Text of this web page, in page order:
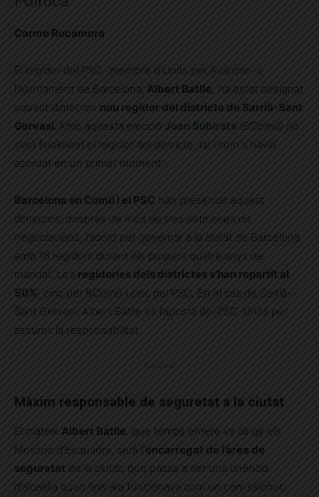
Carme Rocamora
El regidor del PSC -membre d’Units per Avançar- a
l’Ajuntament de Barcelona, Albert Batlle, ha estat designat
aquest dimecres nou regidor del districte de Sarrià-Sant
Gervasi. Amb aquesta elecció Joan Subirats (BComú) no
serà finalment el regidor del districte, tal i com s’havia
acordat en un primer moment.
Barcelona en Comú i el PSC han presentat aquest
dimecres, després de més de tres setmanes de
negociacions, l’acord per governar a la ciutat de Barcelona
amb 18 regidors durant els propers quatre anys de
mandat. Les regidories dels districtes s’han repartit al
50% , cinc per BComú i cinc pel PSC. En el cas de Sarrià-
Sant Gervasi, Albert Batlle és l’aposta del PSC-Units per
assumir la responsabilitat.
Publicitat
Màxim responsable de seguretat a la ciutat
El mateix Albert Batlle , que temps enrere va dirigir els
Mossos d’Esquadra, serà l’encarregat de l’àrea de
seguretat de la ciutat, que passa a ser una tinència
d’alcaldia quan fins ara funcionava com un comissionat.